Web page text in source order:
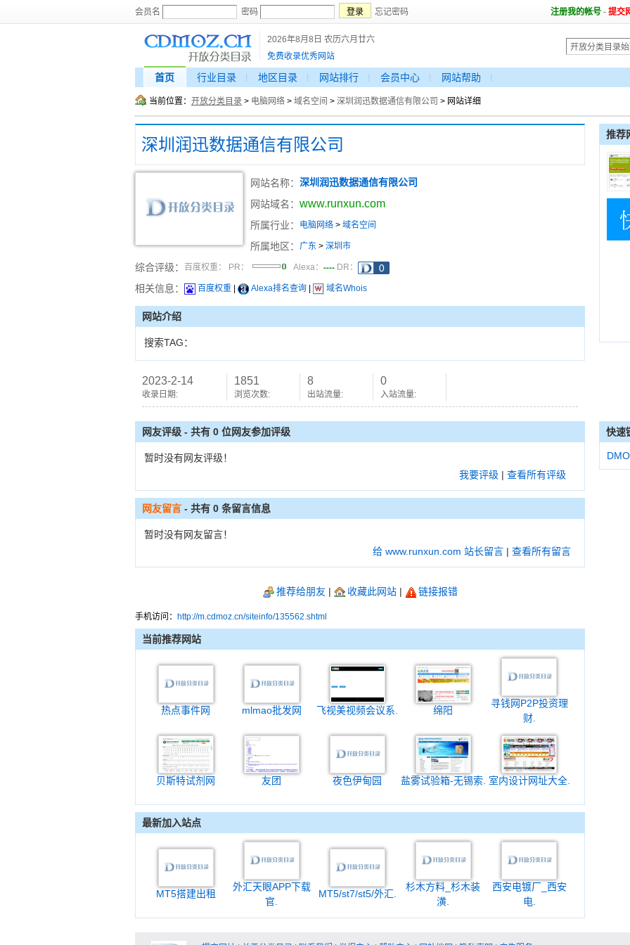
会员名 密码 忘记密码 注册我的帐号 - 提交
2026年8月8日 农历六月廿六
免费收录优秀网站
首页 行业目录 地区目录 网站排行 会员中心 网站帮助
当前位置： 开放分类目录 > 电脑网络 > 域名空间 > 深圳润迅数据通信有限公司 > 网站详细
深圳润迅数据通信有限公司
网站名称： 深圳润迅数据通信有限公司
网站域名： www.runxun.com
所属行业： 电脑网络 > 域名空间
所属地区： 广东 > 深圳市
综合评级： 百度权重： PR： Alexa： ---- DR：
相关信息： 百度权重 Alexa排名查询 域名Whois
网站介绍
搜索TAG：
2023-2-14
收录日期:
1851
浏览次数:
8
出站流量:
0
入站流量:
推荐
网友评级 - 共有 0 位网友参加评级
暂时没有网友评级！
我要评级 | 查看所有评级
网友留言 - 共有 0 条留言信息
暂时没有网友留言！
给 www.runxun.com 站长留言 | 查看所有留言
推荐给朋友 | 收藏此网站| 链接报错
手机访问： http://m.cdmoz.cn/siteinfo/135562.shtml
当前推荐网站
热点事件网 mlmao批发网 飞视美视频会议系. 绵阳
寻钱网P2P投资理
财.
贝斯特试剂网 友团 夜色伊甸园 盐雾试验箱-无锡索. 室内设计网址大全.
最新加入站点
MT5搭建出租
外汇天眼APP下载
官.
MT5/st7/st5/外汇.
杉木方料_杉木装
潢.
西安电镀厂_西安
电.
快速